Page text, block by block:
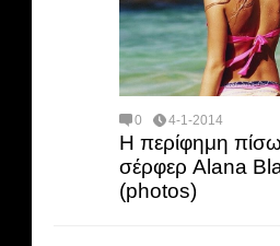
0 4-1-2014
Η περίφημη
σέρφερ Alana
(photos)